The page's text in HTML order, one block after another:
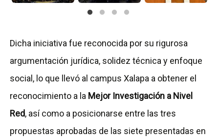
Dicha iniciativa fue reconocida por su rigurosa
argumentación jurídica, solidez técnica y enfoque
social, lo que llevó al campus Xalapa a obtener el
reconocimiento a la Mejor Investigación a Nivel
Red, así como a posicionarse entre las tres
propuestas aprobadas de las siete presentadas en